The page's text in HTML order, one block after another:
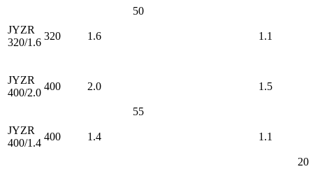
20
50
JYZR
320/1.6
320 1.6 1.1
JYZR
400/2.0
400 2.0
55
1.5
JYZR
400/1.4
400 1.4 1.1